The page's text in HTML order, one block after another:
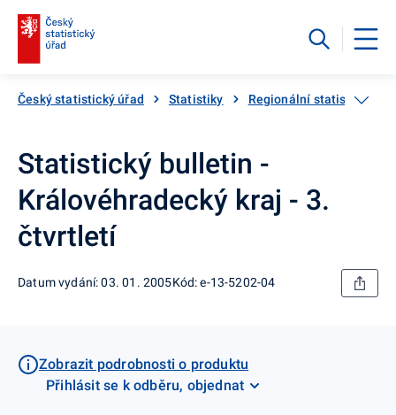
Český statistický úřad Statistiky Regionální statistiky
Statistický bulletin -
Královéhradecký kraj - 3.
čtvrtletí
Datum vydání: 03. 01. 2005Kód: e-13-5202-04
Zobrazit podrobnosti o produktu
Přihlásit se k odběru, objednat